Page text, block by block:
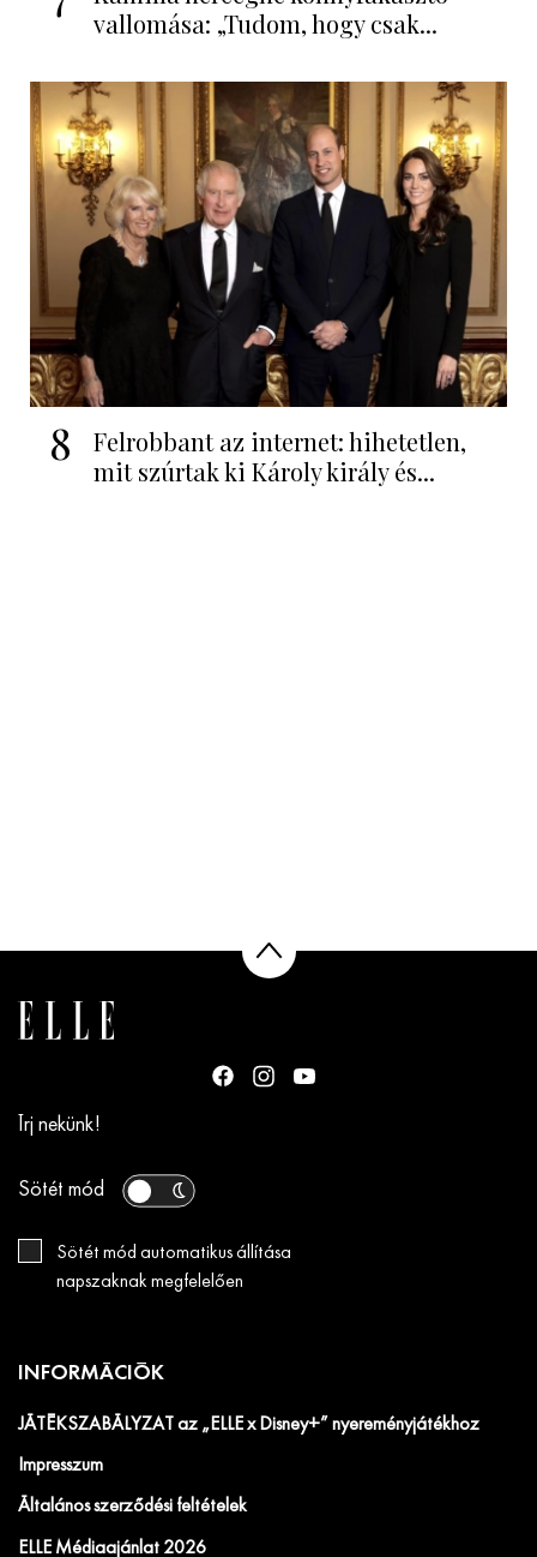
vallomása: „Tudom, hogy csak...
8
Felrobbant az internet: hihetetlen,
mit szúrtak ki Károly király és...
Írj nekünk!
Sötét mód
Sötét mód automatikus állítása
napszaknak megfelelően
INFORMÁCIÓK
JÁTÉKSZABÁLYZAT az „ELLE x Disney+” nyereményjátékhoz
Impresszum
Általános szerződési feltételek
ELLE Médiaajánlat 2026